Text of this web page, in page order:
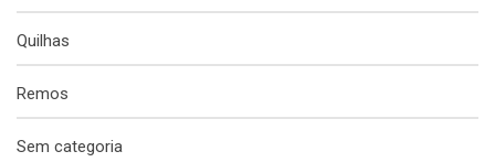
Quilhas
Remos
Sem categoria